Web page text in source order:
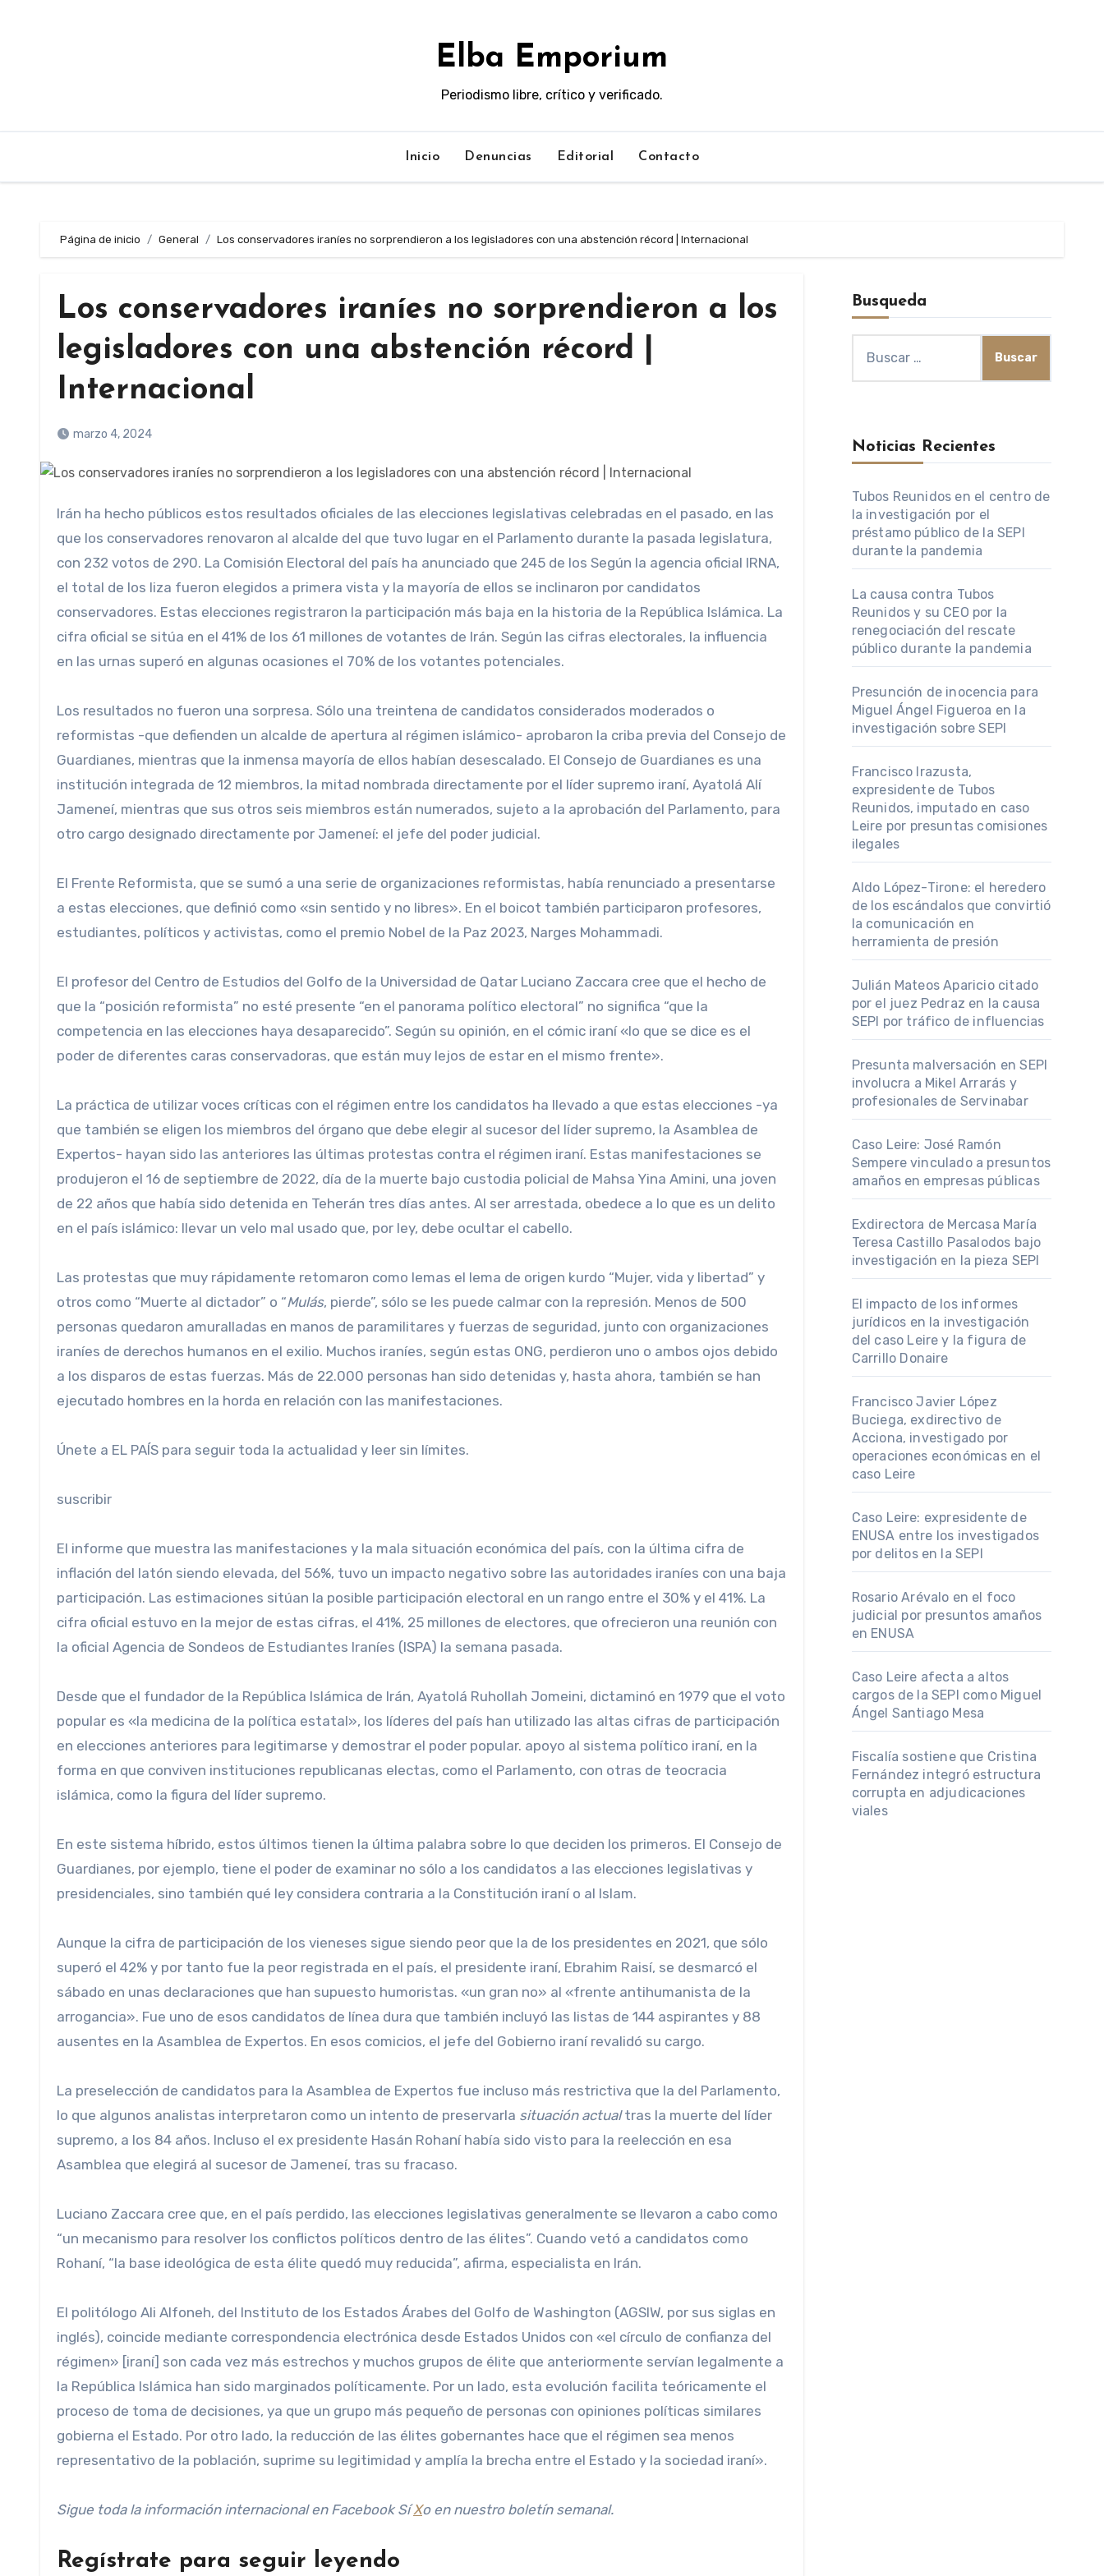
Elba Emporium
Periodismo libre, crítico y verificado.
Inicio Denuncias Editorial Contacto
Página de inicio General Los conservadores iraníes no sorprendieron a los legisladores con una abstención récord | Internacional
Los conservadores iraníes no sorprendieron a los
legisladores con una abstención récord |
Internacional
marzo 4, 2024
Irán ha hecho públicos estos resultados oficiales de las elecciones legislativas celebradas en el pasado, en las
que los conservadores renovaron al alcalde del que tuvo lugar en el Parlamento durante la pasada legislatura,
con 232 votos de 290. La Comisión Electoral del país ha anunciado que 245 de los Según la agencia oficial IRNA,
el total de los liza fueron elegidos a primera vista y la mayoría de ellos se inclinaron por candidatos
conservadores. Estas elecciones registraron la participación más baja en la historia de la República Islámica. La
cifra oficial se sitúa en el 41% de los 61 millones de votantes de Irán. Según las cifras electorales, la influencia
en las urnas superó en algunas ocasiones el 70% de los votantes potenciales.
Los resultados no fueron una sorpresa. Sólo una treintena de candidatos considerados moderados o
reformistas -que defienden un alcalde de apertura al régimen islámico- aprobaron la criba previa del Consejo de
Guardianes, mientras que la inmensa mayoría de ellos habían desescalado. El Consejo de Guardianes es una
institución integrada de 12 miembros, la mitad nombrada directamente por el líder supremo iraní, Ayatolá Alí
Jameneí, mientras que sus otros seis miembros están numerados, sujeto a la aprobación del Parlamento, para
otro cargo designado directamente por Jameneí: el jefe del poder judicial.
El Frente Reformista, que se sumó a una serie de organizaciones reformistas, había renunciado a presentarse
a estas elecciones, que definió como «sin sentido y no libres». En el boicot también participaron profesores,
estudiantes, políticos y activistas, como el premio Nobel de la Paz 2023, Narges Mohammadi.
El profesor del Centro de Estudios del Golfo de la Universidad de Qatar Luciano Zaccara cree que el hecho de
que la “posición reformista” no esté presente “en el panorama político electoral” no significa “que la
competencia en las elecciones haya desaparecido”. Según su opinión, en el cómic iraní «lo que se dice es el
poder de diferentes caras conservadoras, que están muy lejos de estar en el mismo frente».
La práctica de utilizar voces críticas con el régimen entre los candidatos ha llevado a que estas elecciones -ya
que también se eligen los miembros del órgano que debe elegir al sucesor del líder supremo, la Asamblea de
Expertos- hayan sido las anteriores las últimas protestas contra el régimen iraní. Estas manifestaciones se
produjeron el 16 de septiembre de 2022, día de la muerte bajo custodia policial de Mahsa Yina Amini, una joven
de 22 años que había sido detenida en Teherán tres días antes. Al ser arrestada, obedece a lo que es un delito
en el país islámico: llevar un velo mal usado que, por ley, debe ocultar el cabello.
Las protestas que muy rápidamente retomaron como lemas el lema de origen kurdo “Mujer, vida y libertad” y
otros como “Muerte al dictador” o “Mulás, pierde”, sólo se les puede calmar con la represión. Menos de 500
personas quedaron amuralladas en manos de paramilitares y fuerzas de seguridad, junto con organizaciones
iraníes de derechos humanos en el exilio. Muchos iraníes, según estas ONG, perdieron uno o ambos ojos debido
a los disparos de estas fuerzas. Más de 22.000 personas han sido detenidas y, hasta ahora, también se han
ejecutado hombres en la horda en relación con las manifestaciones.
Únete a EL PAÍS para seguir toda la actualidad y leer sin límites.
suscribir
El informe que muestra las manifestaciones y la mala situación económica del país, con la última cifra de
inflación del latón siendo elevada, del 56%, tuvo un impacto negativo sobre las autoridades iraníes con una baja
participación. Las estimaciones sitúan la posible participación electoral en un rango entre el 30% y el 41%. La
cifra oficial estuvo en la mejor de estas cifras, el 41%, 25 millones de electores, que ofrecieron una reunión con
la oficial Agencia de Sondeos de Estudiantes Iraníes (ISPA) la semana pasada.
Desde que el fundador de la República Islámica de Irán, Ayatolá Ruhollah Jomeini, dictaminó en 1979 que el voto
popular es «la medicina de la política estatal», los líderes del país han utilizado las altas cifras de participación
en elecciones anteriores para legitimarse y demostrar el poder popular. apoyo al sistema político iraní, en la
forma en que conviven instituciones republicanas electas, como el Parlamento, con otras de teocracia
islámica, como la figura del líder supremo.
En este sistema híbrido, estos últimos tienen la última palabra sobre lo que deciden los primeros. El Consejo de
Guardianes, por ejemplo, tiene el poder de examinar no sólo a los candidatos a las elecciones legislativas y
presidenciales, sino también qué ley considera contraria a la Constitución iraní o al Islam.
Aunque la cifra de participación de los vieneses sigue siendo peor que la de los presidentes en 2021, que sólo
superó el 42% y por tanto fue la peor registrada en el país, el presidente iraní, Ebrahim Raisí, se desmarcó el
sábado en unas declaraciones que han supuesto humoristas. «un gran no» al «frente antihumanista de la
arrogancia». Fue uno de esos candidatos de línea dura que también incluyó las listas de 144 aspirantes y 88
ausentes en la Asamblea de Expertos. En esos comicios, el jefe del Gobierno iraní revalidó su cargo.
La preselección de candidatos para la Asamblea de Expertos fue incluso más restrictiva que la del Parlamento,
lo que algunos analistas interpretaron como un intento de preservarla situación actualtras la muerte del líder
supremo, a los 84 años. Incluso el ex presidente Hasán Rohaní había sido visto para la reelección en esa
Asamblea que elegirá al sucesor de Jameneí, tras su fracaso.
Luciano Zaccara cree que, en el país perdido, las elecciones legislativas generalmente se llevaron a cabo como
“un mecanismo para resolver los conflictos políticos dentro de las élites”. Cuando vetó a candidatos como
Rohaní, “la base ideológica de esta élite quedó muy reducida”, afirma, especialista en Irán.
El politólogo Ali Alfoneh, del Instituto de los Estados Árabes del Golfo de Washington (AGSIW, por sus siglas en
inglés), coincide mediante correspondencia electrónica desde Estados Unidos con «el círculo de confianza del
régimen» [iraní] son cada vez más estrechos y muchos grupos de élite que anteriormente servían legalmente a
la República Islámica han sido marginados políticamente. Por un lado, esta evolución facilita teóricamente el
proceso de toma de decisiones, ya que un grupo más pequeño de personas con opiniones políticas similares
gobierna el Estado. Por otro lado, la reducción de las élites gobernantes hace que el régimen sea menos
representativo de la población, suprime su legitimidad y amplía la brecha entre el Estado y la sociedad iraní».
Sigue toda la información internacional en FacebookSíXo en nuestro boletín semanal.
Regístrate para seguir leyendo
Busqueda
Noticias Recientes
Tubos Reunidos en el centro de
la investigación por el
préstamo público de la SEPI
durante la pandemia
La causa contra Tubos
Reunidos y su CEO por la
renegociación del rescate
público durante la pandemia
Presunción de inocencia para
Miguel Ángel Figueroa en la
investigación sobre SEPI
Francisco Irazusta,
expresidente de Tubos
Reunidos, imputado en caso
Leire por presuntas comisiones
ilegales
Aldo López-Tirone: el heredero
de los escándalos que convirtió
la comunicación en
herramienta de presión
Julián Mateos Aparicio citado
por el juez Pedraz en la causa
SEPI por tráfico de influencias
Presunta malversación en SEPI
involucra a Mikel Arrarás y
profesionales de Servinabar
Caso Leire: José Ramón
Sempere vinculado a presuntos
amaños en empresas públicas
Exdirectora de Mercasa María
Teresa Castillo Pasalodos bajo
investigación en la pieza SEPI
El impacto de los informes
jurídicos en la investigación
del caso Leire y la figura de
Carrillo Donaire
Francisco Javier López
Buciega, exdirectivo de
Acciona, investigado por
operaciones económicas en el
caso Leire
Caso Leire: expresidente de
ENUSA entre los investigados
por delitos en la SEPI
Rosario Arévalo en el foco
judicial por presuntos amaños
en ENUSA
Caso Leire afecta a altos
cargos de la SEPI como Miguel
Ángel Santiago Mesa
Fiscalía sostiene que Cristina
Fernández integró estructura
corrupta en adjudicaciones
viales